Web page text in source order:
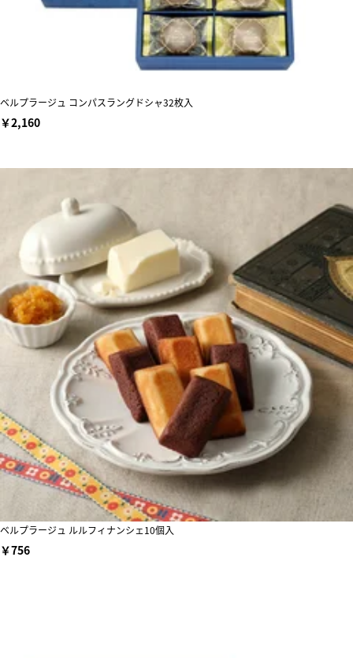
ベルプラージュ コンパスラングドシャ32枚入
￥2,160
ベルプラージュ ルルフィナンシェ10個入
￥756